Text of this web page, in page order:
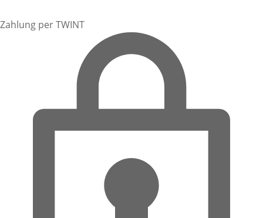
Zahlung per TWINT